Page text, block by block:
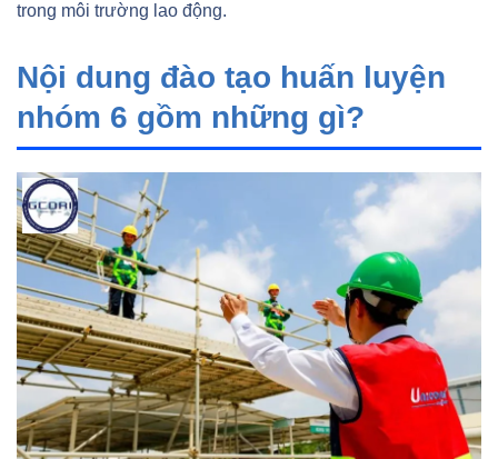
trong môi trường lao động.
Nội dung đào tạo huấn luyện
nhóm 6 gồm những gì?